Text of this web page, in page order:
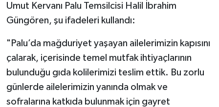
Umut Kervanı Palu Temsilcisi Halil
İbrahim
Güngören, şu ifadeleri kullandı:
​"Palu’da mağduriyet yaşayan ailelerimizin kapısını
çalarak, içerisinde temel mutfak ihtiyaçlarının
bulunduğu gıda kolilerimizi teslim ettik. Bu zorlu
günlerde ailelerimizin yanında olmak ve
sofralarına katkıda bulunmak için gayret